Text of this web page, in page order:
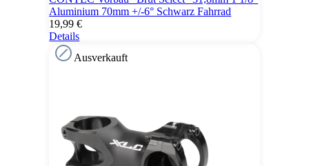
Aluminium 70mm +/-6° Schwarz Fahrrad
19,99 €
Details
Ausverkauft